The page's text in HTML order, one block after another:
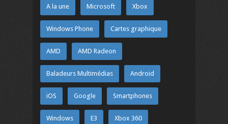
A la une Microsoft Xbox
Windows Phone Cartes graphique
AMD AMD Radeon
Baladeurs Multimédias Android
iOS Google Smartphones
Windows E3 Xbox 360